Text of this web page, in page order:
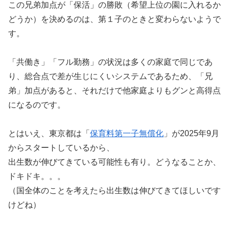
この兄弟加点が「保活」の勝敗（希望上位の園に入れるか
どうか）を決めるのは、第１子のときと変わらないようで
す。
「共働き」「フル勤務」の状況は多くの家庭で同じであ
り、総合点で差が生じにくいシステムであるため、「兄
弟」加点があると、それだけで他家庭よりもグンと高得点
になるのです。
とはいえ、東京都は「 保育料第一子無償化 」が2025年9月
からスタートしているから、
出生数が伸びてきている可能性も有り。どうなることか、
ドキドキ。。。
（国全体のことを考えたら出生数は伸びてきてほしいです
けどね）